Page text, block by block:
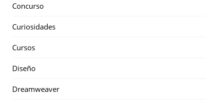
Concurso
Curiosidades
Cursos
Diseño
Dreamweaver